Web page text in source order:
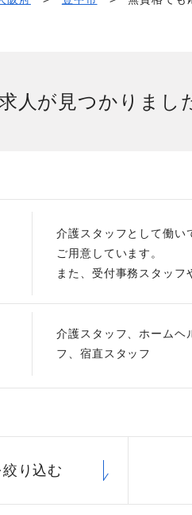
ビュー
人が見つかりまし
介護スタッフとして働い
ご用意しています。
また、受付事務スタッフ
介護スタッフ、ホームヘ
フ、宿直スタッフ
り込む